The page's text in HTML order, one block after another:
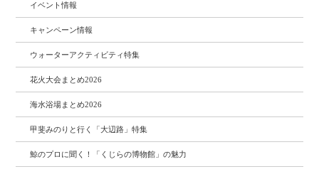
イベント情報
キャンペーン情報
ウォーターアクティビティ特集
花火大会まとめ2026
海水浴場まとめ2026
甲斐みのりと行く「大辺路」特集
鯨のプロに聞く！「くじらの博物館」の魅力